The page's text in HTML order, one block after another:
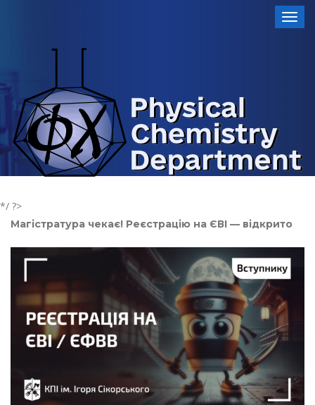
*/ ?>
Магістратура чекає! Реєстрацію на ЄВІ — відкрито